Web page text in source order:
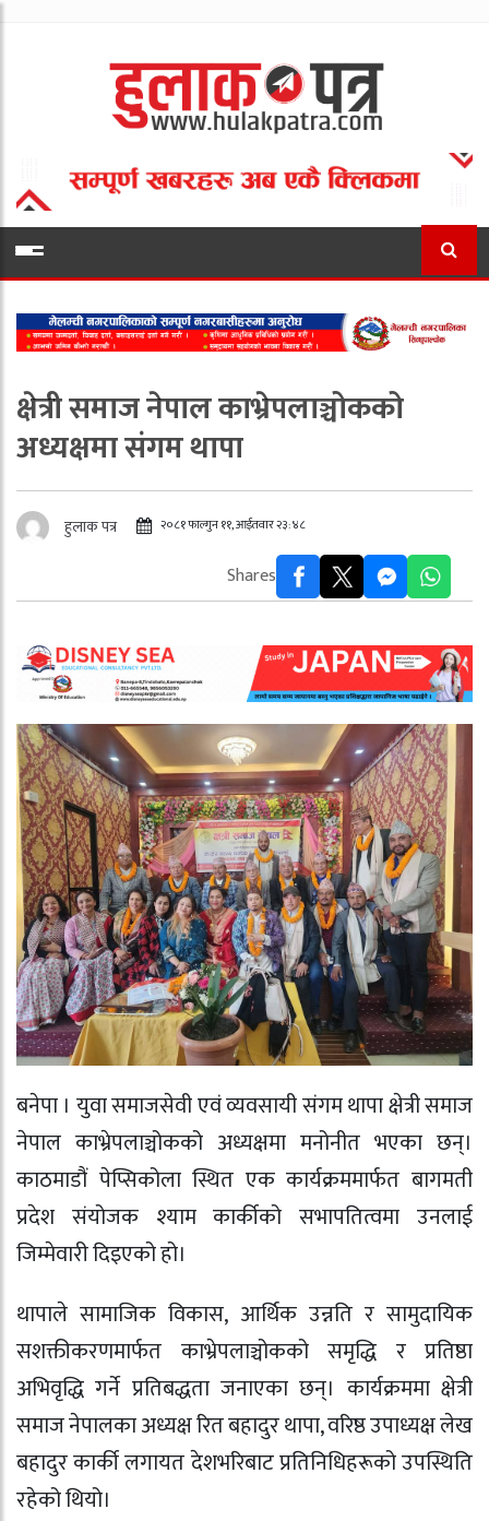
क्षेत्री समाज नेपाल काभ्रेपलाञ्चोकको
अध्यक्षमा संगम थापा
हुलाक पत्र २०८१ फाल्गुन ११, आईतवार २३:४८
Shares
बनेपा । युवा समाजसेवी एवं व्यवसायी संगम थापा क्षेत्री समाज
नेपाल काभ्रेपलाञ्चोकको अध्यक्षमा मनोनीत भएका छन्।
काठमाडौं पेप्सिकोला स्थित एक कार्यक्रममार्फत बागमती
प्रदेश संयोजक श्याम कार्कीको सभापतित्वमा उनलाई
जिम्मेवारी दिइएको हो।
थापाले सामाजिक विकास, आर्थिक उन्नति र सामुदायिक
सशक्तीकरणमार्फत काभ्रेपलाञ्चोकको समृद्धि र प्रतिष्ठा
अभिवृद्धि गर्ने प्रतिबद्धता जनाएका छन्। कार्यक्रममा क्षेत्री
समाज नेपालका अध्यक्ष रित बहादुर थापा, वरिष्ठ उपाध्यक्ष लेख
बहादुर कार्की लगायत देशभरिबाट प्रतिनिधिहरूको उपस्थिति
रहेको थियो।